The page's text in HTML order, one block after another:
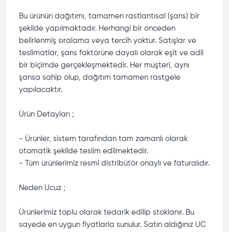
Bu ürünün dağıtımı, tamamen rastlantısal (şans) bir
şekilde yapılmaktadır. Herhangi bir önceden
belirlenmiş sıralama veya tercih yoktur. Satışlar ve
teslimatlar, şans faktörüne dayalı olarak eşit ve adil
bir biçimde gerçekleşmektedir. Her müşteri, aynı
şansa sahip olup, dağıtım tamamen rastgele
yapılacaktır.
Ürün Detayları ;
- Ürünler, sistem tarafından tam zamanlı olarak
otomatik şekilde teslim edilmektedir.
- Tüm ürünlerimiz resmi distribütör onaylı ve faturalıdır.
Neden Ucuz ;
Ürünlerimiz toplu olarak tedarik edilip stoklanır. Bu
sayede en uygun fiyatlarla sunulur. Satın aldığınız UC